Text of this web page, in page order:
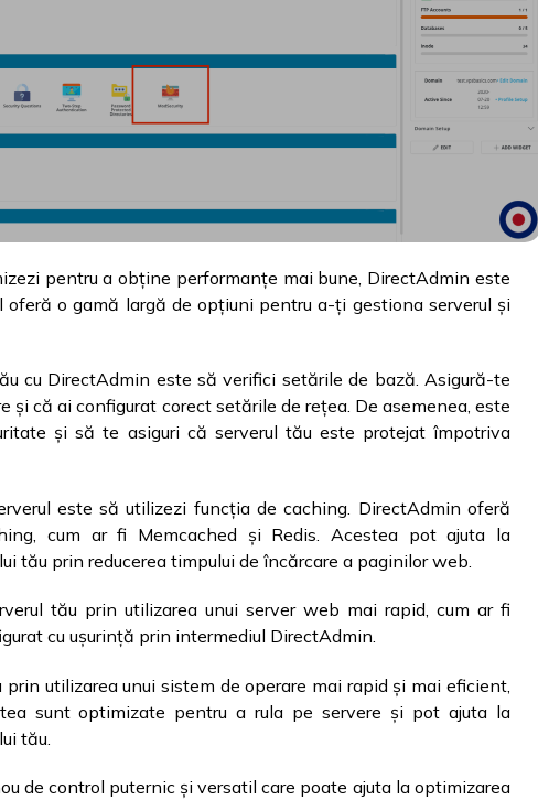
pentru a obține performanțe mai bune, DirectAdmin este
o gamă largă de opțiuni pentru a-ți gestiona serverul și
cu DirectAdmin este să verifici setările de bază. Asigură-te
că ai configurat corect setările de rețea. De asemenea, este
și să te asiguri că serverul tău este protejat împotriva
este să utilizezi funcția de caching. DirectAdmin oferă
cum ar fi Memcached și Redis. Acestea pot ajuta la
tău prin reducerea timpului de încărcare a paginilor web.
tău prin utilizarea unui server web mai rapid, cum ar fi
cu ușurință prin intermediul DirectAdmin.
utilizarea unui sistem de operare mai rapid și mai eficient,
sunt optimizate pentru a rula pe servere și pot ajuta la
tău.
de control puternic și versatil care poate ajuta la optimizarea